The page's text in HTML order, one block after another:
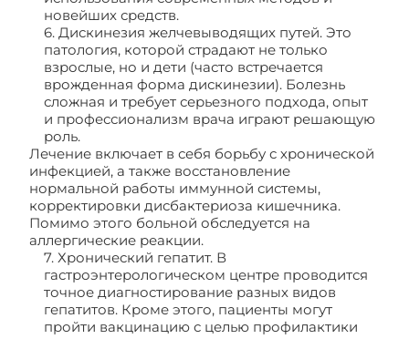
новейших средств.
6. Дискинезия желчевыводящих путей. Это
патология, которой страдают не только
взрослые, но и дети (часто встречается
врожденная форма дискинезии). Болезнь
сложная и требует серьезного подхода, опыт
и профессионализм врача играют решающую
роль.
Лечение включает в себя борьбу с хронической
инфекцией, а также восстановление
нормальной работы иммунной системы,
корректировки дисбактериоза кишечника.
Помимо этого больной обследуется на
аллергические реакции.
7. Хронический гепатит. В
гастроэнтерологическом центре проводится
точное диагностирование разных видов
гепатитов. Кроме этого, пациенты могут
пройти вакцинацию с целью профилактики